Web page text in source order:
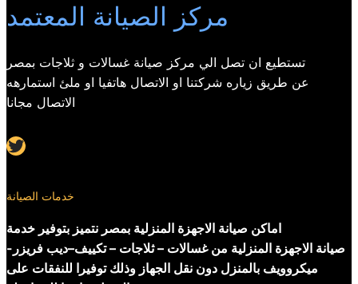
مركز الصيانة المعتمد
تستطيع ان تصل الي مركز صيانة غسالات و ثلاجات بمصر
عن طريق زياره شركتنا او الاتصال هاتفيا او ملئ استمارهه
الاتصال مجانا
Twitter
خدمات الصيانة
اماكن صيانة الاجهزة المنزلية بمصر نتميز بتوفير خدمة
صيانة الاجهزة المنزلية من غسالات – ثلاجات – تكييف–ديب فريزر-
ميكروويف بالمنزل دون نقل الجهاز وذلك توفيرا للنفقات على